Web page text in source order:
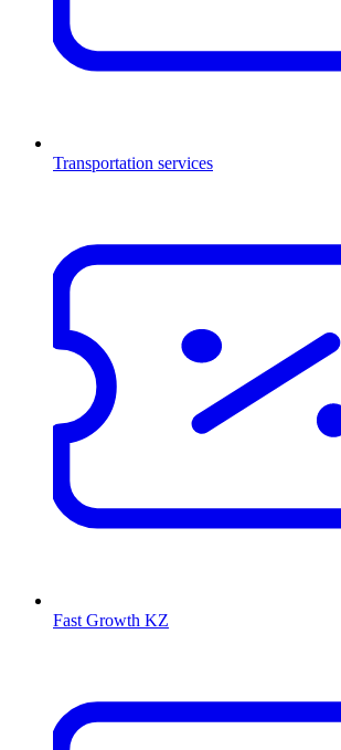
Transportation services
Fast Growth KZ